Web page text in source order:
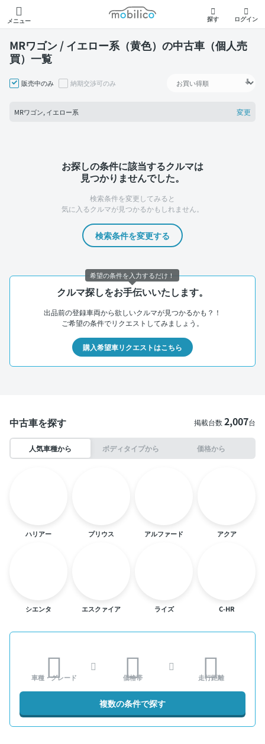
メニュー
モビリコ
探す ログイン
MRワゴン / イエロー系（黄色）の中古車（個人売
買）一覧
販売中のみ 納期交渉可のみ
MRワゴン, イエロー系 変更
お探しの条件に該当するクルマは
見つかりませんでした。
検索条件を変更してみると
気に入るクルマが見つかるかもしれません。
検索条件を変更する
クルマ探しをお手伝いいたします。
出品前の登録車両から欲しいクルマが見つかるかも？！
ご希望の条件でリクエストしてみましょう。
購入希望車リクエストはこちら
中古車を探す 掲載台数2,007台
人気車種から ボディタイプから 価格から
ハリアー プリウス アルファード アクア
シエンタ エスクァイア ライズ C-HR
車種・グレード 価格帯 走行距離
複数の条件で探す
希望の条件を入力するだけ！